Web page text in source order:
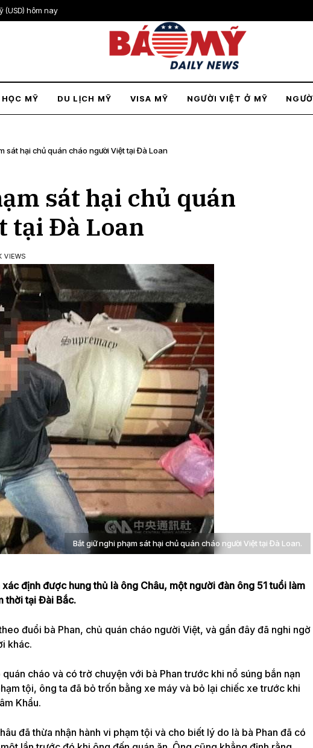
(USD) hôm nay
HỌC MỸ DU LỊCH MỸ VISA MỸ NGƯỜI VIỆT Ở MỸ
sát hại chủ quán cháo người Việt tại Đà Loan
sát hại chủ quán
tại Đà Loan
VIEWS
Bắt giữ nghi phạm sát hại chủ quán cháo người Việt tại Đà Loan.
định được hung thủ là ông Châu, một người đàn ông 51 tuổi làm
thời tại Đài Bắc.
đuổi bà Phan, chủ quán cháo người Việt, và gần đây đã nghi ngờ
khác.
cháo và có trờ chuyện với bà Phan trước khi nổ súng bắn nạn
tội, ông ta đã bỏ trốn bằng xe máy và bỏ lại chiếc xe trước khi
Khẩu.
đã thừa nhận hành vi phạm tội và cho biết lý do là bà Phan đã có